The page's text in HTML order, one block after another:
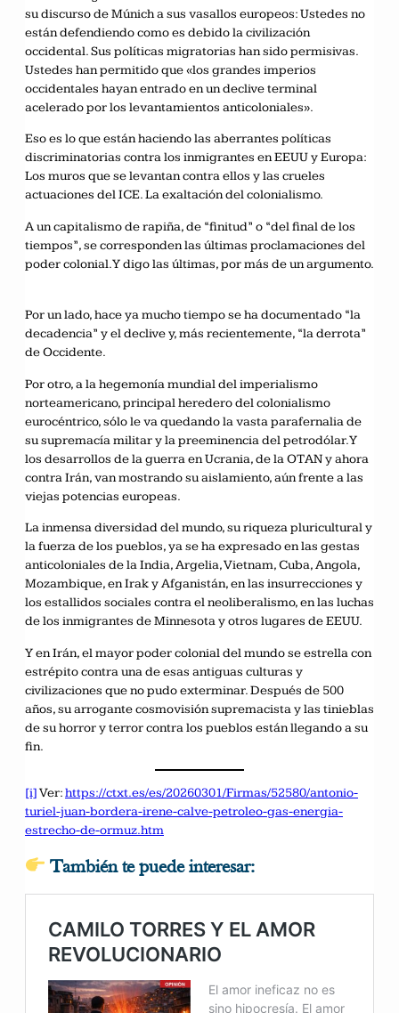
su discurso de Múnich a sus vasallos europeos: Ustedes no
están defendiendo como es debido la civilización
occidental. Sus políticas migratorias han sido permisivas.
Ustedes han permitido que «los grandes imperios
occidentales hayan entrado en un declive terminal
acelerado por los levantamientos anticoloniales».
Eso es lo que están haciendo las aberrantes políticas
discriminatorias contra los inmigrantes en EEUU y Europa:
Los muros que se levantan contra ellos y las crueles
actuaciones del ICE. La exaltación del colonialismo.
A un capitalismo de rapiña, de “finitud” o “del final de los
tiempos”, se corresponden las últimas proclamaciones del
poder colonial. Y digo las últimas, por más de un argumento.
Por un lado, hace ya mucho tiempo se ha documentado “la
decadencia” y el declive y, más recientemente, “la derrota”
de Occidente.
Por otro, a la hegemonía mundial del imperialismo
norteamericano, principal heredero del colonialismo
eurocéntrico, sólo le va quedando la vasta parafernalia de
su supremacía militar y la preeminencia del petrodólar. Y
los desarrollos de la guerra en Ucrania, de la OTAN y ahora
contra Irán, van mostrando su aislamiento, aún frente a las
viejas potencias europeas.
La inmensa diversidad del mundo, su riqueza pluricultural y
la fuerza de los pueblos, ya se ha expresado en las gestas
anticoloniales de la India, Argelia, Vietnam, Cuba, Angola,
Mozambique, en Irak y Afganistán, en las insurrecciones y
los estallidos sociales contra el neoliberalismo, en las luchas
de los inmigrantes de Minnesota y otros lugares de EEUU.
Y en Irán, el mayor poder colonial del mundo se estrella con
estrépito contra una de esas antiguas culturas y
civilizaciones que no pudo exterminar. Después de 500
años, su arrogante cosmovisión supremacista y las tinieblas
de su horror y terror contra los pueblos están llegando a su
fin.
[i]Ver:https://ctxt.es/es/20260301/Firmas/52580/antonio-
turiel-juan-bordera-irene-calve-petroleo-gas-energia-
estrecho-de-ormuz.htm
También te puede interesar: